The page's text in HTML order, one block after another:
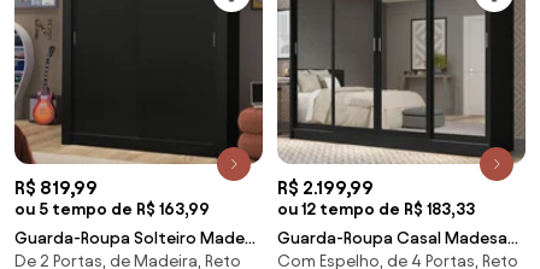
R$ 819,99
ou 5 tempo de R$ 163,99
Guarda-Roupa Solteiro Madesa
Dallas 2 Portas de Correr 2
De 2 Portas, de Madeira, Reto
R$ 2.199,99
ou 12 tempo de R$ 183,33
Guarda-Roupa Casal Madesa
Austin 4 Portas de Correr de
Com Espelho, de 4 Portas, Reto